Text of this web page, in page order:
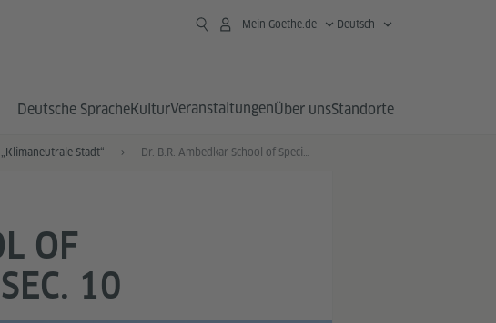
Mein Goethe.de Deutsch
Deutsche SpracheKulturVeranstaltungenÜber unsStandorte
Stadt“ Dr. B.R. Ambedkar School of Specialized Excellence, Sec. 10
OF
10